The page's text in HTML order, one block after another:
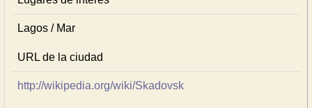
Lagos / Mar
URL de la ciudad
http://wikipedia.org/wiki/Skadovsk